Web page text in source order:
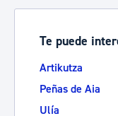
Te puede
Artikutza
Peñas de Aia
Ulía